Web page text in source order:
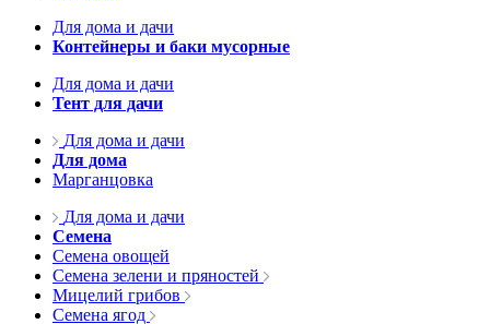
Для дома и дачи
Контейнеры и баки мусорные
Для дома и дачи
Тент для дачи
Для дома и дачи
Для дома
Марганцовка
Для дома и дачи
Семена
Семена овощей
Семена зелени и пряностей
Мицелий грибов
Семена ягод